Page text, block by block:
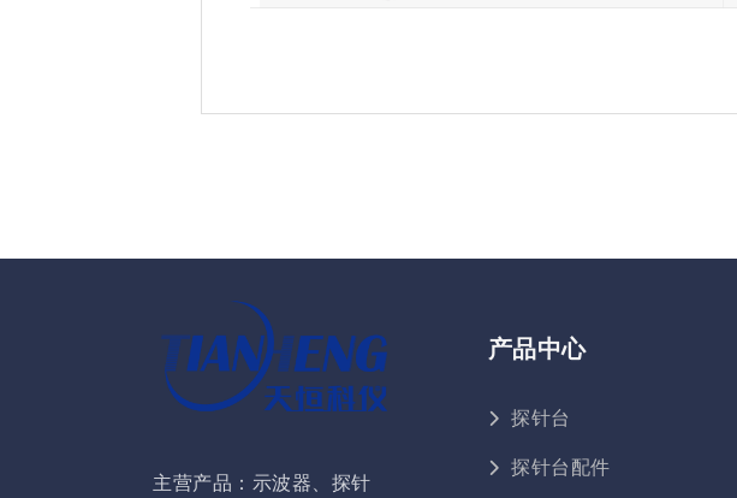
主营产品：示波器、探针
产品中心
探针台
探针台配件